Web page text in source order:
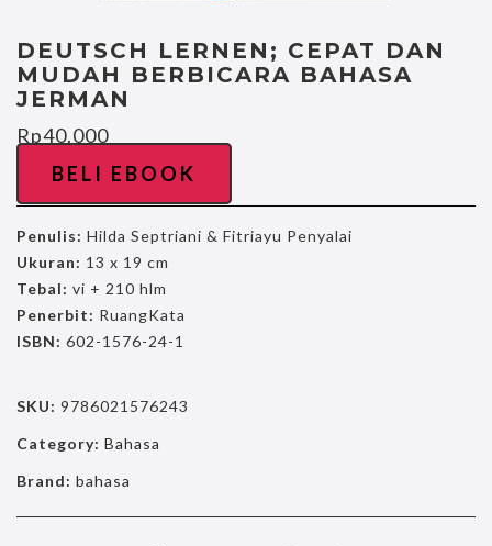
DEUTSCH LERNEN; CEPAT DAN
MUDAH BERBICARA BAHASA
JERMAN
Rp40.000
BELI EBOOK
Penulis: Hilda Septriani & Fitriayu Penyalai
Ukuran: 13 x 19 cm
Tebal: vi + 210 hlm
Penerbit: RuangKata
ISBN: 602-1576-24-1
SKU: 9786021576243
Category: Bahasa
Brand: bahasa